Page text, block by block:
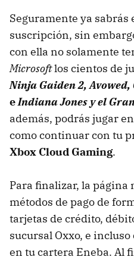
Seguramente ya sabrás
suscripción, sin
con ella no solamente
Microsoftlos cientos de
Ninja Gaiden 2,
eIndiana Jones y el
además, podrás jugar
como continuar con tu
Xbox Cloud Gaming.
Para finalizar, la página
métodos de pago de
tarjetas de crédito,
sucursal Oxxo, e
en tu cartera Eneba. Al